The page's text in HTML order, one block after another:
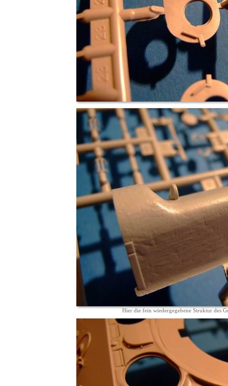
Hier die fein wiedergegebene Struktur des